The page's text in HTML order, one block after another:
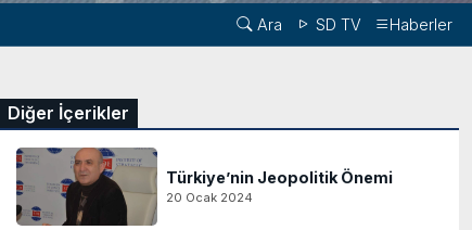
Ara SD TV Haberler
Diğer İçerikler
Türkiye’nin Jeopolitik Önemi
20 Ocak 2024